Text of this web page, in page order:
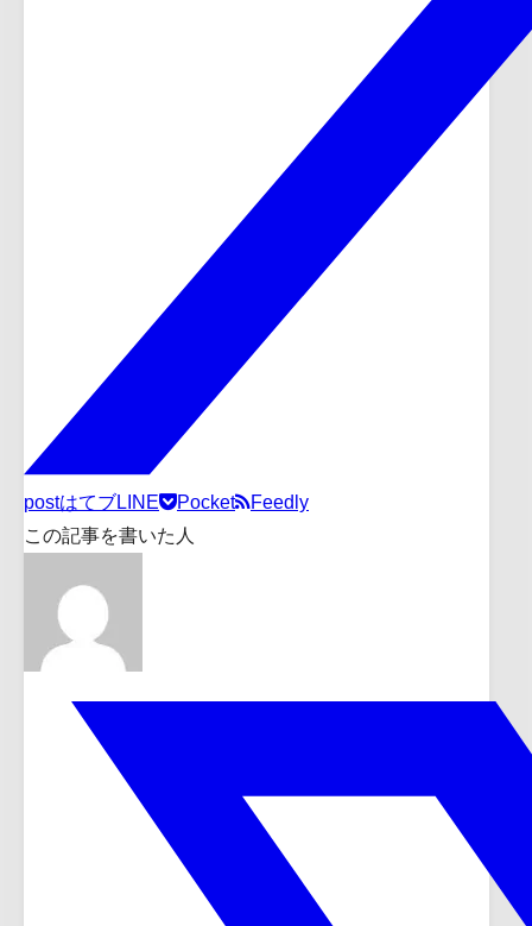
postはてブLINE Pocket
Feedly
この記事を書いた人